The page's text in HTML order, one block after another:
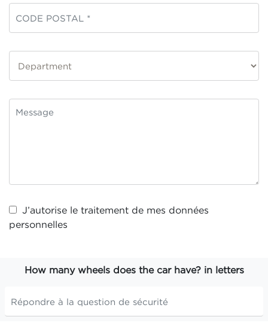
J’autorise le traitement de mes données
personnelles
How many wheels does the car have? in letters